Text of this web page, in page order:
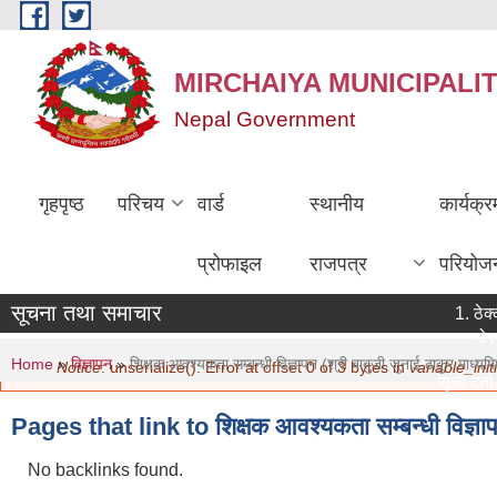
Skip to main content
MIRCHAIYA
Nepal Government
गृहपृष्ठ परिचय वार्ड
प्रोफाइल
स्थानीय
राजपत्र
सूचना तथा समाचार
सूची
नविकरण
Error message
Notice: unserialize(): Error at offset 0 of 3 bytes in
You are here
Home »विज्ञापन»शिक्षक आवश्‍यकता सम्बन्धी विज्ञापन (श्री बाबुजी जुनाई ठाकुर
Pages that link to शिक्षक आवश्‍यकता सम्बन्धी
No backlinks found.